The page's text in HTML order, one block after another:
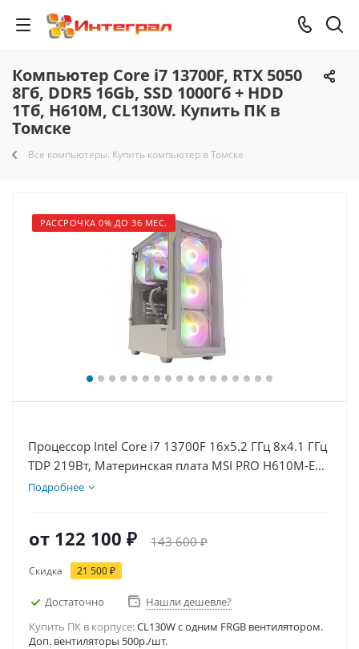
Компьютер Core i7 13700F, RTX 5050
8Гб, DDR5 16Gb, SSD 1000Гб + HDD
1Тб, H610M, CL130W. Купить ПК в
Томске
Все компьютеры. Купить компьютер в Томске
РАССРОЧКА 0% ДО 36 МЕС.
Процессор Intel Core i7 13700F 16x5.2 ГГц 8x4.1 ГГц
TDP 219Вт, Материнская плата MSI PRO H610M-E
D5, Видеокарта RTX 5050 8Гб, Память DDR5 16Gb,
Подробнее
от 122 100 ₽ 143 600 ₽
Скидка 21 500 ₽
Достаточно
Нашли дешевле?
Купить ПК в корпусе:CL130W c одним FRGB вентилятором.
Доп. вентиляторы 500р./шт.